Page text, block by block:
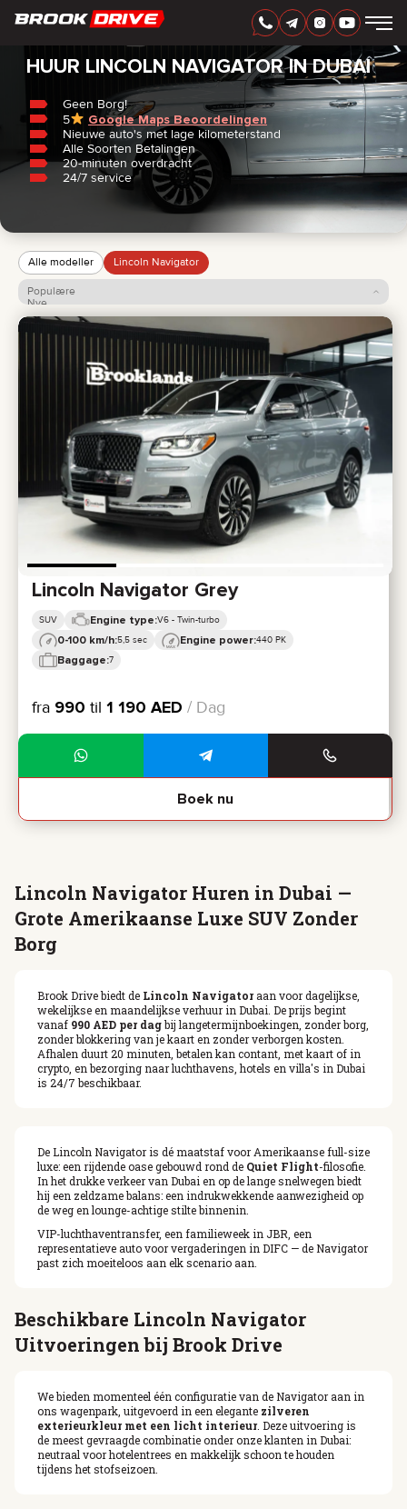
AED
AUTOMERK
HUURPERIODE
BEDSTE TILBUD
FAQ
CERTIFICATES
PARTNERSCHAP
HUUR-KOOP
info@brook-drive.rent
+ 971 52 193 88 88
+
Home /Lincoln/Navigator
HUUR LINCOLN NAVIGATOR IN DUBAI
Geen Borg!
5
Google Maps Beoordelingen
Nieuwe auto's met lage kilometerstand
Alle Soorten Betalingen
20-minuten overdracht
24/7 service
Alle modeller Lincoln Navigator
Populære
Nye
Pris: lav til høj
Pris: høj til lav
Lincoln Navigator Grey
SUV Engine type:V6 - Twin-turbo
0-100 km/h:5,5 sec Engine power:440 PK
Baggage:7
fra 990 til 1 190 AED / Dag
Boek nu
Lincoln Navigator Huren in Dubai —
Grote Amerikaanse Luxe SUV Zonder
Borg
Brook Drive biedt de Lincoln Navigatoraan voor dagelijkse,
wekelijkse en maandelijkse verhuur in Dubai. De prijs begint
vanaf 990 AED per dagbij langetermijnboekingen, zonder borg,
zonder blokkering van je kaart en zonder verborgen kosten.
Afhalen duurt 20 minuten, betalen kan contant, met kaart of in
crypto, en bezorging naar luchthavens, hotels en villa's in Dubai
is 24/7 beschikbaar.
De Lincoln Navigator is dé maatstaf voor Amerikaanse full-size
luxe: een rijdende oase gebouwd rond de Quiet Flight-filosofie.
In het drukke verkeer van Dubai en op de lange snelwegen biedt
hij een zeldzame balans: een indrukwekkende aanwezigheid op
de weg en lounge-achtige stilte binnenin.
VIP-luchthaventransfer, een familieweek in JBR, een
representatieve auto voor vergaderingen in DIFC — de Navigator
past zich moeiteloos aan elk scenario aan.
Beschikbare Lincoln Navigator
Uitvoeringen bij Brook Drive
We bieden momenteel één configuratie van de Navigator aan in
ons wagenpark, uitgevoerd in een elegante zilveren
exterieurkleur met een licht interieur. Deze uitvoering is
de meest gevraagde combinatie onder onze klanten in Dubai:
neutraal voor hotelentrees en makkelijk schoon te houden
tijdens het stofseizoen.